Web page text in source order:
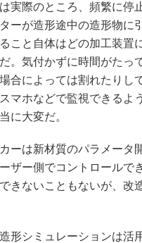
実際のところ、頻繁に停
ーが造形途中の造形物に
こと自体はどの加工装置
。気付かずに時間がたっ
合によっては割れたりし
マホなどで監視できるよ
に大変だ。
ーは新材質のパラメータ
ザー側でコントロールで
きないこともないが、改
形シミュレーションは活